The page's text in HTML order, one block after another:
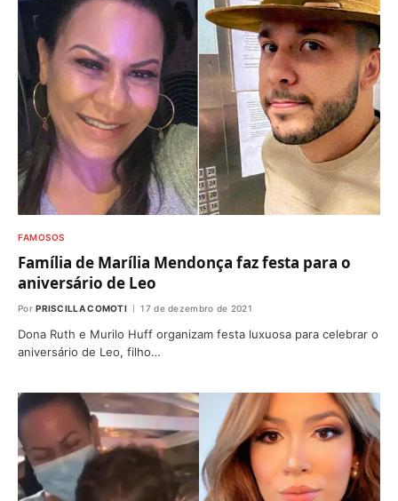
FAMOSOS
Família de Marília Mendonça faz festa para o
aniversário de Leo
Por PRISCILLA COMOTI 17 de dezembro de 2021
Dona Ruth e Murilo Huff organizam festa luxuosa para celebrar o
aniversário de Leo, filho…